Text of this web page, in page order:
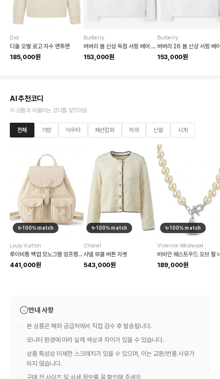
Dior
디올 오벌 로고 자수 맨투맨
185,000원
Burberry
버버리 봄 신상 독점 서핑 베어 프린트 라운드넥 맨투맨
153,000원
Burberry
153,000원
AI 추천코디
이 상품과 어울리는 코디를 찾았어요
전체 가방 아우터 패션잡화 하의 신발 시계
✨100% match
Louis Vuitton
루이비통 백업 모노그램 앙프렝뜨 백팩
441,000원
✨100% match
Chanel
샤넬 부클 버튼 자켓
543,000원
✨100% match
Vivienne Westwood
189,000원
안내 사항
본 상품은 해외 공급처에서 직접 검수 후 발송됩니다.
모니터 환경에 따라 실제 색상과 차이가 있을 수 있습니다.
상품 특성상 미세한 스크래치가 있을 수 있으며, 이는 교환/반품 사유가
되지 않습니다.
구매 전 사이즈 및 상세 정보를 꼭 확인해 주세요.